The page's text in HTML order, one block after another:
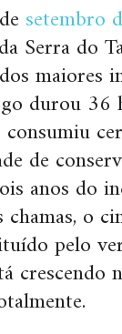
setembro
Serra do
maiores
durou 36
de
anos do
chamas, o
pelo
crescendo